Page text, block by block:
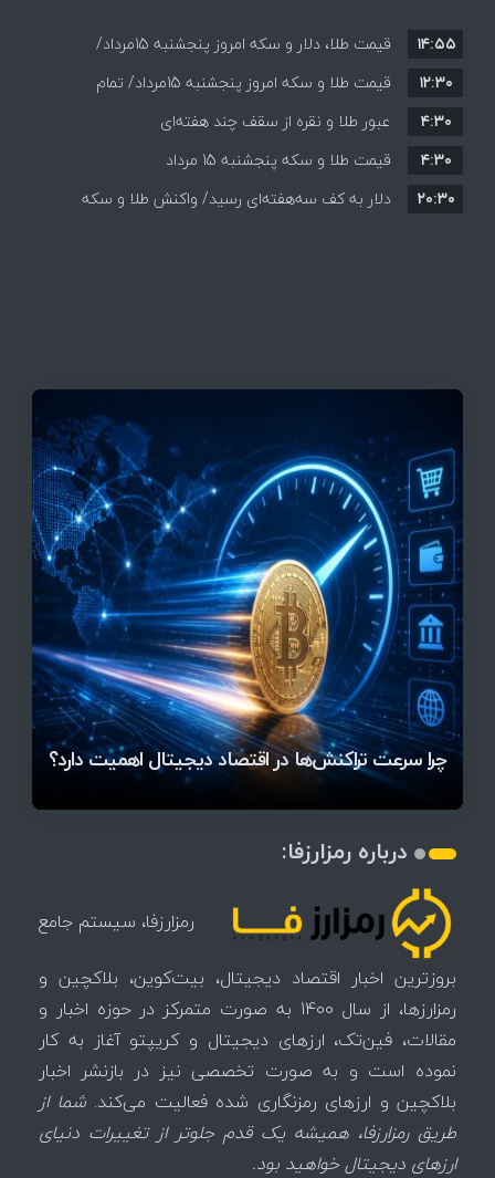
قیمت طلا، دلار و سکه امروز پنجشنبه 15مرداد/
افزایش قیمت ها + جدول
۱۴:۵۵
قیمت طلا و سکه امروز پنجشنبه 15مرداد/ تمام
قیمت ها بر مدار افزایش + جدول
۱۲:۳۰
عبور طلا و نقره از سقف چند هفته‌ای
۴:۳۰
قیمت طلا و سکه پنجشنبه 15 مرداد
۴:۳۰
دلار به کف سه‌هفته‌ای رسید/ واکنش طلا و سکه
۲۰:۳۰
چرا سرعت تراکنش‌ها در اقتصاد دیجیتال اهمیت دارد؟
آخرین وضعیت بازار رمزارزها در جهان / مهم‌ترین
تهدید بیت‌کوین مشخص شد
اتفاق تاریخی در بازار رمزارزها / بیت‌کوین سبز شد
قیمت تتر، بیت‌کوین و اتریوم امروز دوشنبه ۵ مرداد
۱۴۰۵ | بیت‌کوین این مرز را از دست بدهد، همه‌چیز
تغییر می‌کند
رقابت پنهان دولت‌ها بر سر بیت‌کوین/ ۱۰ کشور برتر
کدامند؟
اتفاق مهم در بازار رمزارزها / بیت‌کوین وارد فاز تازه شد
تازه‌ترین رسوایی ارز دیجیتال؛ شکایت میلیاردی روی
میز / ۶۲۲ بیت‌کوین کجا رفت؟
بحران بدهی شرکت‌ها و خطر فروش اجباری میلیاردها
دلار بیت‌کوین
درباره رمزارزفا:
رمزارزفا، سیستم جامع
بروزترین اخبار اقتصاد دیجیتال، بیت‌کوین، بلاکچین و
رمزارزها، از سال 1400 به صورت متمرکز در حوزه اخبار و
مقالات، فین‌تک، ارزهای‌ دیجیتال و کریپتو آغاز به کار
نموده است و به صورت تخصصی نیز در بازنشر اخبار
بلاکچین و ارزهای رمزنگاری شده فعالیت می‌کند.شما از
طریق رمزارزفا، همیشه یک قدم جلوتر از تغییرات دنیای
ارزهای دیجیتال خواهید بود.